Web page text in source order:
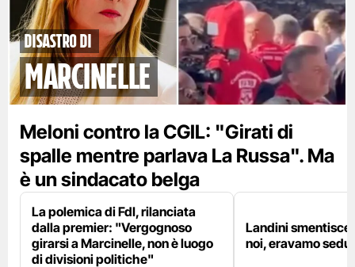
disastro di
marcinelle
Meloni contro la CGIL: "Girati di
spalle mentre parlava La Russa". Ma
è un sindacato belga
La polemica di FdI, rilanciata
dalla premier: "Vergognoso
girarsi a Marcinelle, non è luogo
di divisioni politiche"
Landini
noi, eravamo